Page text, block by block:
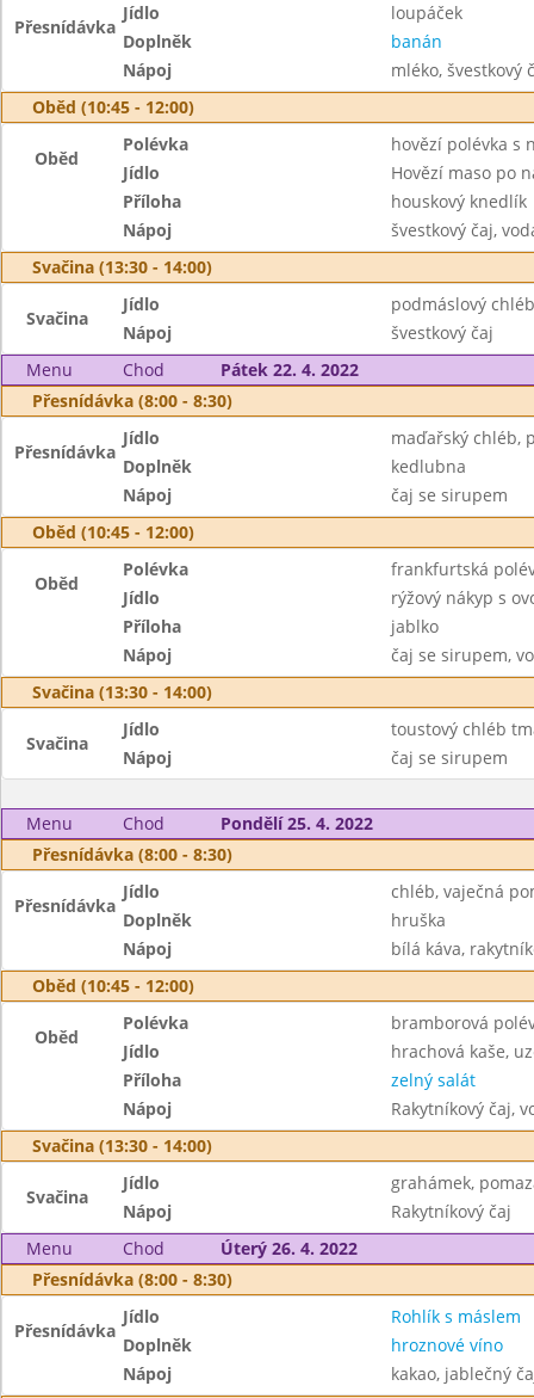
Přesnídávka
Jídlo
loupáček
Doplněk
banán
Nápoj
mléko, švestkový
Oběd (10:45 - 12:00)
Oběd
Polévka
hovězí polévka s
Jídlo
Hovězí maso po
Příloha
houskový knedlík
Nápoj
švestkový čaj,
Svačina (13:30 - 14:00)
Svačina
Jídlo
podmáslový
Nápoj
švestkový čaj
Menu
Chod
Pátek 22. 4. 2022
Přesnídávka (8:00 - 8:30)
Přesnídávka
Jídlo
maďařský chléb,
Doplněk
kedlubna
Nápoj
čaj se sirupem
Oběd (10:45 - 12:00)
Oběd
Polévka
frankfurtská
Jídlo
rýžový nákyp s
Příloha
jablko
Nápoj
čaj se sirupem,
Svačina (13:30 - 14:00)
Svačina
Jídlo
toustový chléb
Nápoj
čaj se sirupem
Menu Chod
Pondělí 25. 4. 2022
Přesnídávka (8:00 - 8:30)
Přesnídávka
Jídlo
chléb, vaječná
Doplněk
hruška
Nápoj
bílá káva,
Oběd (10:45 - 12:00)
Oběd
Polévka
bramborová
Jídlo
hrachová kaše,
Příloha
zelný salát
Nápoj
Rakytníkový čaj,
Svačina (13:30 - 14:00)
Svačina
Jídlo
grahámek,
Nápoj
Rakytníkový čaj
Menu
Chod
Úterý 26. 4. 2022
Přesnídávka (8:00 - 8:30)
Přesnídávka
Jídlo
Rohlík s máslem
Doplněk
hroznové víno
Nápoj
kakao, jablečný